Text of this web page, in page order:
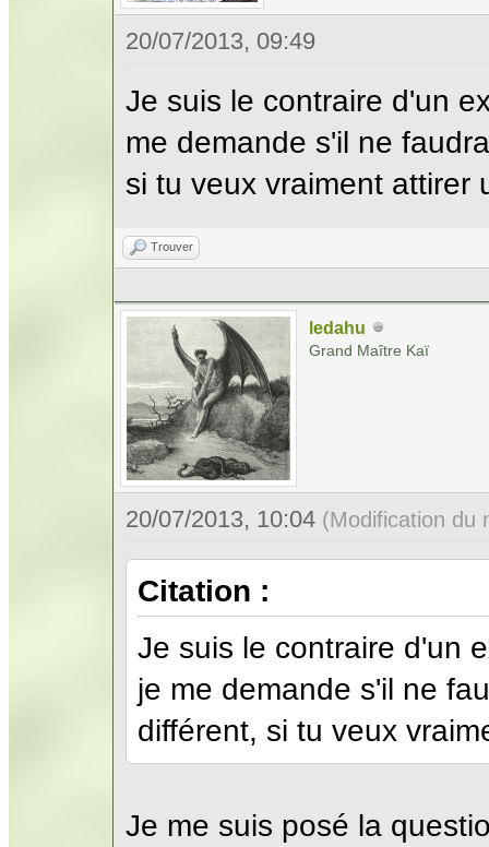
20/07/2013, 09:49
Je suis le contraire d'un
me demande s'il ne
si tu veux vraiment attirer
Trouver
ledahu
Grand Maître Kaï
20/07/2013, 10:04 (Modification du
Citation :
Je suis le contraire d'un
je me demande s'il ne
différent, si tu veux
Je me suis posé la